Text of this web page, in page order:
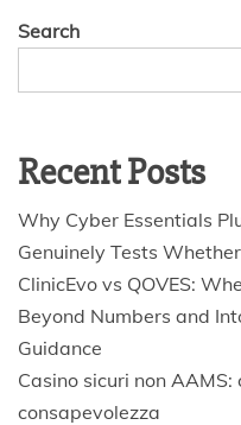
Search
Recent Posts
Why Cyber Essentials
Genuinely Tests
ClinicEvo vs QOVES:
Beyond Numbers and
Guidance
Casino sicuri non
consapevolezza